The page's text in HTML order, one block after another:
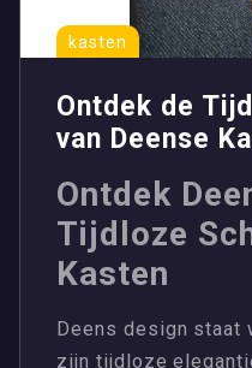
kasten
Ontdek de
van Deense
Ontdek
Tijdloze
Kasten
Deens design staat
zijn tijdloze